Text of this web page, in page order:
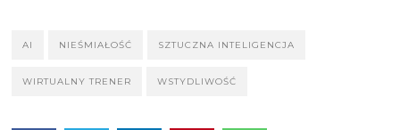
AI NIEŚMIAŁOŚĆ SZTUCZNA INTELIGENCJA
WIRTUALNY TRENER WSTYDLIWOŚĆ